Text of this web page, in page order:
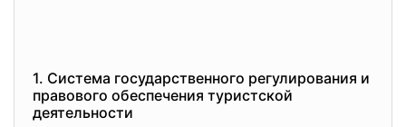
1. Система государственного регулирования и
правового обеспечения туристской
деятельности